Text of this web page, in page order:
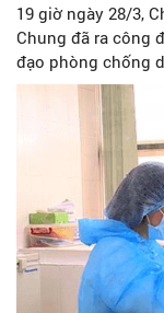
19 giờ ngày 28/3,
Chung đã ra công
đạo phòng chống
UBND các quận,
Công an Thành
Bạch Mai; Đài